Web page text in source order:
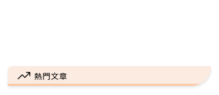
熱門文章